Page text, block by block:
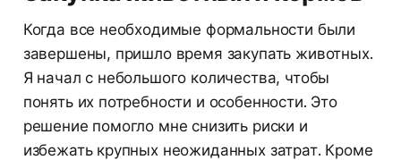
Когда все необходимые формальности были
завершены, пришло время закупать животных.
Я начал с небольшого количества, чтобы
понять их потребности и особенности. Это
решение помогло мне снизить риски и
избежать крупных неожиданных затрат. Кроме